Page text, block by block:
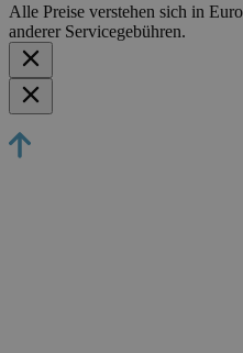
Alle Preise verstehen sich in
anderer Servicegebühren.